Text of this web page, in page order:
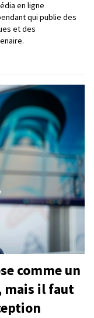
en ligne
qui publie des
et des
comme un
mais il faut